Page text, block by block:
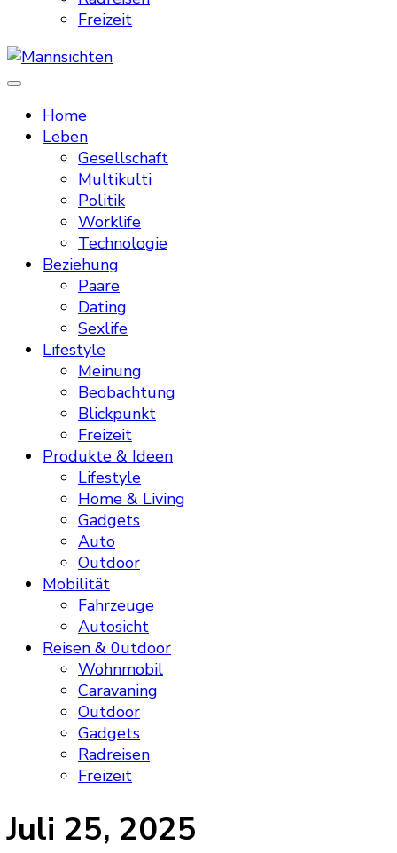
Freizeit
Mannsichten
Home
Leben
Gesellschaft
Multikulti
Politik
Worklife
Technologie
Beziehung
Paare
Dating
Sexlife
Lifestyle
Meinung
Beobachtung
Blickpunkt
Freizeit
Produkte & Ideen
Lifestyle
Home & Living
Gadgets
Auto
Outdoor
Mobilität
Fahrzeuge
Autosicht
Reisen & 0utdoor
Wohnmobil
Caravaning
Outdoor
Gadgets
Radreisen
Freizeit
Juli 25, 2025